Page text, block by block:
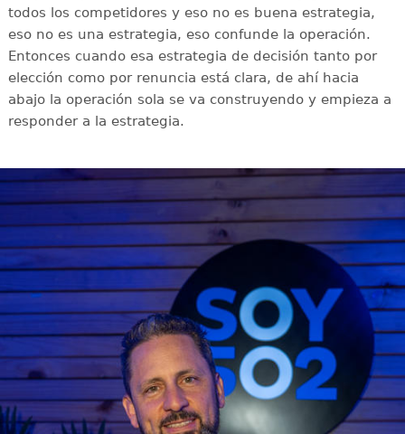
todos los competidores y eso no es buena estrategia,
eso no es una estrategia, eso confunde la operación.
Entonces cuando esa estrategia de decisión tanto por
elección como por renuncia está clara, de ahí hacia
abajo la operación sola se va construyendo y empieza a
responder a la estrategia.